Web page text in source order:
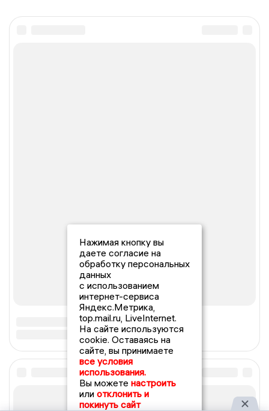
Нажимая кнопку вы
даете согласие на
обработку персональных
данных
с использованием
интернет-сервиса
Яндекс.Метрика,
top.mail.ru, LiveInternet.
На сайте используются
cookie. Оставаясь на
сайте, вы принимаете
все условия
использования.
Вы можете настроить
или отклонить и
покинуть сайт